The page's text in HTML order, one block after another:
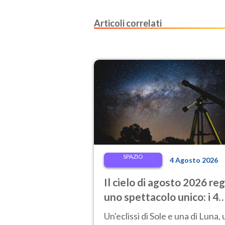
Articoli correlati
SPAZIO 4 Agosto 2026
Il cielo di agosto 2026
uno spettacolo unico: i 4
eventi astronomici da
Un'eclissi di Sole e una di Luna,